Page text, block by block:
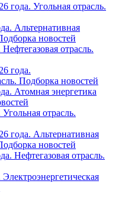
года. Угольная отрасль.
Альтернативная
новостей
отрасль.
года.
Подборка новостей
Атомная энергетика
отрасль.
года. Альтернативная
новостей
Нефтегазовая отрасль.